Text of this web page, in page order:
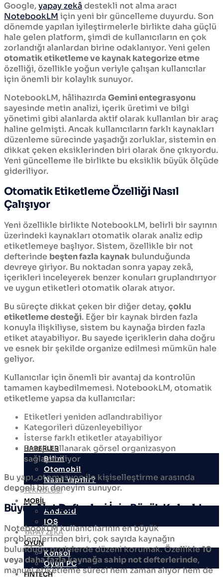
HABERLER
Bilim
Otomobil
Nasıl Yapılır?
TEKNOLOJİ
MOBİL
Android
IOS
YAPAY ZEKA
OYUN
Konsol
Oyun PC
FINTECH
Google,yapay zekâ destekli not alma aracı
NotebookLM için yeni bir güncelleme duyurdu. Son
dönemde yapılan iyileştirmelerle birlikte daha güçlü
hale gelen platform, şimdi de kullanıcıların en çok
zorlandığı alanlardan birine odaklanıyor. Yeni gelen
otomatik etiketleme ve kaynak kategorize etme
özelliği, özellikle yoğun veriyle çalışan kullanıcılar
için önemli bir kolaylık sunuyor.
NotebookLM, hâlihazırda Gemini entegrasyonu
sayesinde metin analizi, içerik üretimi ve bilgi
yönetimi gibi alanlarda aktif olarak kullanılan bir araç
haline gelmişti. Ancak kullanıcıların farklı kaynakları
düzenleme sürecinde yaşadığı zorluklar, sistemin en
dikkat çeken eksiklerinden biri olarak öne çıkıyordu.
Yeni güncelleme ile birlikte bu eksiklik büyük ölçüde
gideriliyor.
Otomatik Etiketleme Özelliği Nasıl
Çalışıyor
Yeni özellikle birlikte NotebookLM, belirli bir sayının
üzerindeki kaynakları otomatik olarak analiz edip
etiketlemeye başlıyor. Sistem, özellikle bir not
defterinde beşten fazla kaynak bulunduğunda
devreye giriyor. Bu noktadan sonra yapay zekâ,
içerikleri inceleyerek benzer konuları gruplandırıyor
ve uygun etiketleri otomatik olarak atıyor.
Bu süreçte dikkat çeken bir diğer detay,çoklu
etiketleme desteği. Eğer bir kaynak birden fazla
konuyla ilişkiliyse, sistem bu kaynağa birden fazla
etiket atayabiliyor. Bu sayede içeriklerin daha doğru
ve esnek bir şekilde organize edilmesi mümkün hale
geliyor.
Kullanıcılar için önemli bir avantaj da kontrolün
tamamen kaybedilmemesi. NotebookLM, otomatik
etiketleme yapsa da kullanıcılar:
Etiketleri yeniden adlandırabiliyor
Kategorileri düzenleyebiliyor
İsterse farklı etiketler atayabiliyor
Emoji kullanarak görsel organizasyon
sağlayabiliyor
Bu yapı, otomasyon ile kişiselleştirme arasında
dengeli bir deneyim sunuyor.
Büyük Not Defterleri İçin Büyük Kolaylık
NotebookLM kullanıcılarının en büyük
problemlerinden biri, çok sayıda kaynağın
bulunduğu projelerde düzeni korumak. Özellikle10
veya daha fazla kaynağa sahip not defterlerinde,
manuel etiketleme süreci hem zaman alıyor hem de